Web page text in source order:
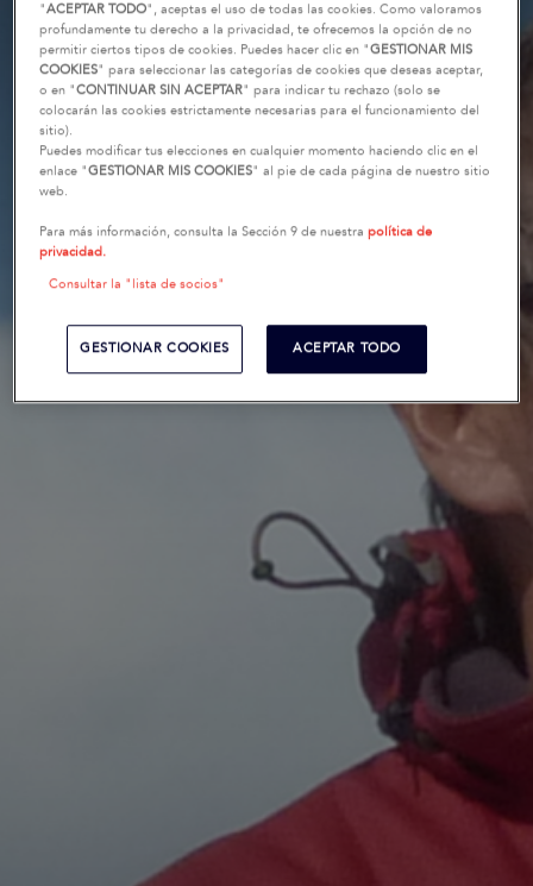
"ACEPTAR TODO", aceptas el uso de todas las cookies. Como valoramos
profundamente tu derecho a la privacidad, te ofrecemos la opción de no
permitir ciertos tipos de cookies. Puedes hacer clic en "GESTIONAR MIS
COOKIES" para seleccionar las categorías de cookies que deseas aceptar,
o en "CONTINUAR SIN ACEPTAR" para indicar tu rechazo (solo se
colocarán las cookies estrictamente necesarias para el funcionamiento del
sitio).
Puedes modificar tus elecciones en cualquier momento haciendo clic en el
enlace "GESTIONAR MIS COOKIES" al pie de cada página de nuestro sitio
web.
Para más información, consulta la Sección 9 de nuestrapolítica de
privacidad.
Consultar la "lista de socios"
GESTIONAR COOKIES ACEPTAR TODO